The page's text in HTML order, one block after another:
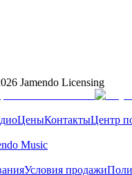
Jamendo Licensing
ЦеныКонтактыЦентр
Music
Условия продажи